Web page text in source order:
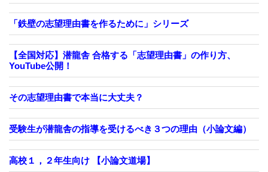
「鉄壁の志望理由書を作るために」シリーズ
【全国対応】潜龍舎 合格する「志望理由書」の作り方、
YouTube公開！
その志望理由書で本当に大丈夫？
受験生が潜龍舎の指導を受けるべき３つの理由（小論文編）
高校１，２年生向け 【小論文道場】